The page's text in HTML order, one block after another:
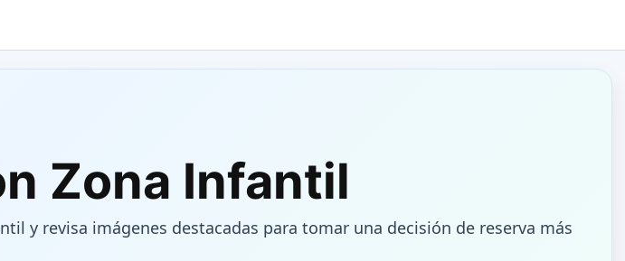
Zona Infantil
y revisa imágenes destacadas para tomar una decisión de reserva más